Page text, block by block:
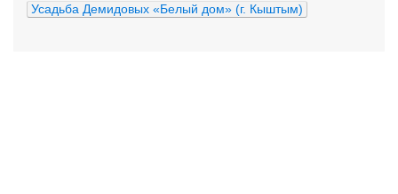
Усадьба Демидовых «Белый дом» (г. Кыштым)